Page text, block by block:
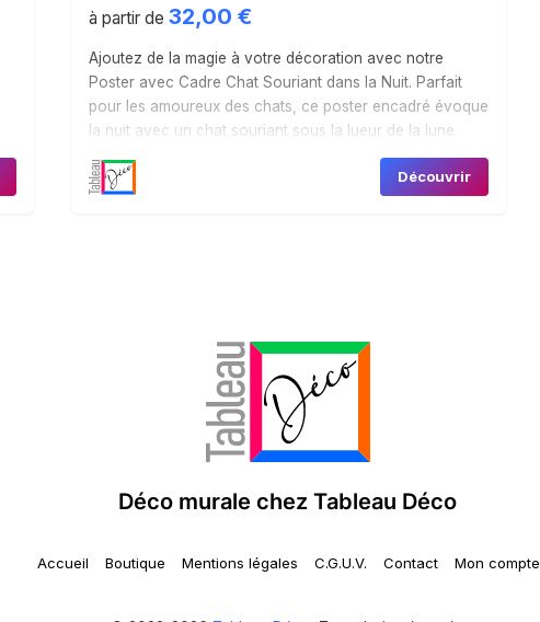
à partir de 32,00 €
Ajoutez de la magie à votre décoration avec notre
Poster avec Cadre Chat Souriant dans la Nuit. Parfait
pour les amoureux des chats, ce poster encadré évoque
la nuit avec un chat souriant sous la lueur de la lune.
Des détails vifs et un cadre élégant en font une pièce
précieuse pour n’importe quel espace.
Découvrir
Déco murale chez Tableau Déco
Accueil Boutique Mentions légales C.G.U.V. Contact Mon compte